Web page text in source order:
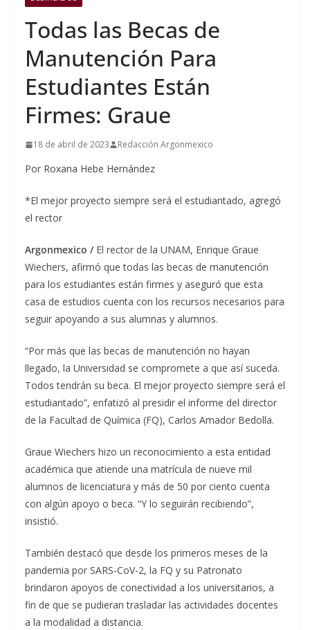
Todas las Becas de
Manutención Para
Estudiantes Están
Firmes: Graue
18 de abril de 2023 Redacción Argonmexico
Por Roxana Hebe Hernández
*El mejor proyecto siempre será el estudiantado, agregó
el rector
Argonmexico / El rector de la UNAM, Enrique Graue
Wiechers, afirmó que todas las becas de manutención
para los estudiantes están firmes y aseguró que esta
casa de estudios cuenta con los recursos necesarios para
seguir apoyando a sus alumnas y alumnos.
“Por más que las becas de manutención no hayan
llegado, la Universidad se compromete a que así suceda.
Todos tendrán su beca. El mejor proyecto siempre será el
estudiantado”, enfatizó al presidir el informe del director
de la Facultad de Química (FQ), Carlos Amador Bedolla.
Graue Wiechers hizo un reconocimiento a esta entidad
académica que atiende una matrícula de nueve mil
alumnos de licenciatura y más de 50 por ciento cuenta
con algún apoyo o beca. “Y lo seguirán recibiendo”,
insistió.
También destacó que desde los primeros meses de la
pandemia por SARS-CoV-2, la FQ y su Patronato
brindaron apoyos de conectividad a los universitarios, a
fin de que se pudieran trasladar las actividades docentes
a la modalidad a distancia.